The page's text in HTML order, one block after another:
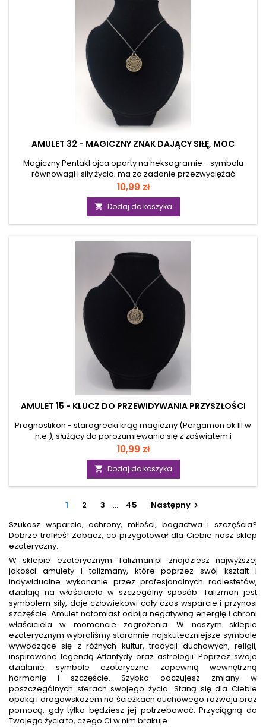
AMULET 32 - MAGICZNY ZNAK DAJĄCY SIŁĘ, MOC
Magiczny Pentakl ojca oparty na heksagramie - symbolu
równowagi i siły życia; ma za zadanie przezwyciężać
wszelkie trudności związane z życiem codziennym, ma dać
wsparcie i moc przezwyciężania napotykanych codziennie
problemów. Chroni przed bezsennością, koszmarami
sennymi, nawrotami złych snów, lękami i złymi przeczuciami.
Daje siłę, moc i zdecydowanie. Wzmacnia wiarę w siebie i
Cena
10,99 zł
 Dodaj do koszyka
AMULET 15 - KLUCZ DO PRZEWIDYWANIA PRZYSZŁOŚCI
Prognostikon - starogrecki krąg magiczny (Pergamon ok III w
n.e.), służący do porozumiewania się z zaświatem i
przewidywania przyszłości. Przetrwał do dziś wraz z
symboliką jako odwieczny wz&oacute;r stoł&oacute;w
wr&oacute;żebnych. Jako talizman służy rozwijaniu
podświadomości i intuicji, pomaga wyzwolić w sobie
zdolności nadprzyrodzone i dzięki temu unikać wielu zdarzeń
losowych. Pomaga rozwijać wyobraźnię, poznać samego
siebie i odpowiedzieć na wiele pytań. Może przyczynić się do
odkrycia...
Cena
10,99 zł
 Dodaj do koszyka
1 2 3 … 45 Następny
Szukasz wsparcia, ochrony, miłości, bogactwa i szczęścia?
Dobrze trafiłeś! Zobacz, co przygotował dla Ciebie nasz sklep
ezoteryczny.
W sklepie ezoterycznym Talizman.pl znajdziesz najwyższej
jakości amulety i talizmany, które poprzez swój kształt i
indywidualne wykonanie przez profesjonalnych radiestetów,
działają na właściciela w szczególny sposób. Talizman jest
symbolem siły, daje człowiekowi cały czas wsparcie i przynosi
szczęście. Amulet natomiast odbija negatywną energię i chroni
właściciela w momencie zagrożenia. W naszym sklepie
ezoterycznym wybraliśmy starannie najskuteczniejsze symbole
wywodzące się z różnych kultur, tradycji duchowych, religii,
inspirowane legendą Atlantydy oraz astrologii. Poprzez swoje
działanie symbole ezoteryczne zapewnią wewnętrzną
harmonię i szczęście. Szybko odczujesz zmiany w
poszczególnych sferach swojego życia. Staną się dla Ciebie
opoką i drogowskazem na ścieżkach duchowego rozwoju oraz
pomocą, gdy tylko będziesz jej potrzebować. Przyciągną do
Twojego życia to, czego Ci w nim brakuje.